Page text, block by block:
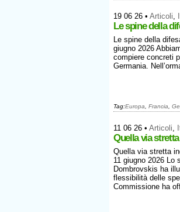
19 06 26 • Articoli,
Le spine della
Le spine della
giugno 2026
compiere concreti
Germania.
Tag:Europa Francia
11 06 26 • Articoli,
Quella via
Quella via stretta
11 giugno 2026 Lo
Dombrovskis ha
flessibilità delle
Commissione ha